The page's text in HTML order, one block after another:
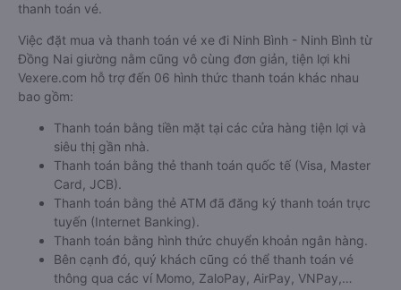
thanh toán vé.
Việc đặt mua và thanh toán vé xe đi Ninh Bình - Ninh Bình từ
Đồng Nai giường nằm cũng vô cùng đơn giản, tiện lợi khi
Vexere.com hỗ trợ đến 06 hình thức thanh toán khác nhau
bao gồm:
Thanh toán bằng tiền mặt tại các cửa hàng tiện lợi và
siêu thị gần nhà.
Thanh toán bằng thẻ thanh toán quốc tế (Visa, Master
Card, JCB).
Thanh toán bằng thẻ ATM đã đăng ký thanh toán trực
tuyến (Internet Banking).
Thanh toán bằng hình thức chuyển khoản ngân hàng.
Bên cạnh đó, quý khách cũng có thể thanh toán vé
thông qua các ví Momo, ZaloPay, AirPay, VNPay,…